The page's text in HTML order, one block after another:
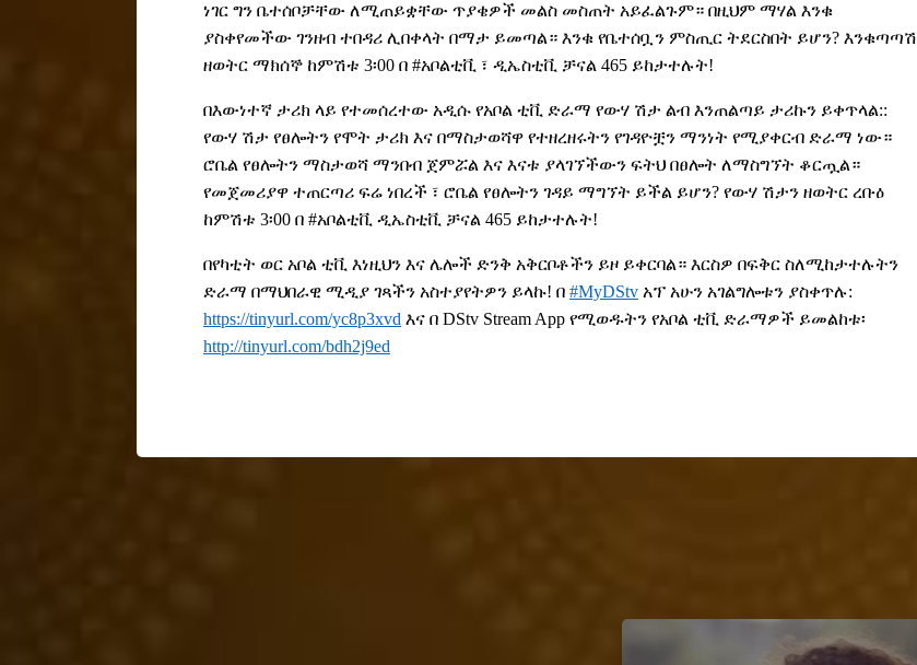
ነገር ግን ቤተሰቦቻቸው ለሚጠይቋቸው ጥያቄዎች መልስ መስጠት አይፈልጉም። በዚህም ማሃል እንቁ
ያስቀየመችው ገንዘብ ተበዳሪ ሊበቀላት በማታ ይመጣል። እንቁ የቤተሰቧን ምስጢር ትደርስበት ይሆን? እንቁጣጣሽ
ዘወትር ማክሰኞ ከምሽቱ 3፡00 በ #አቦልቲቪ ፣ ዲኤስቲቪ ቻናል 465 ይከታተሉት!
በእውነተኛ ታሪክ ላይ የተመሰረተው አዲሱ የአቦል ቲቪ ድራማ የውሃ ሽታ ልብ እንጠልጣይ ታሪኩን ይቀጥላል::
የውሃ ሽታ የፀሎትን የሞት ታሪክ እና በማስታወሻዋ የተዘረዘሩትን የገዳዮቿን ማንነት የሚያቀርብ ድራማ ነው።
ሮቤል የፀሎትን ማስታወሻ ማንበብ ጀምሯል እና እናቱ ያላገኘችውን ፍትህ በፀሎት ለማስግኘት ቆርጧል።
የመጀመሪያዋ ተጠርጣሪ ፍሬ ነበረች ፣ ሮቤል የፀሎትን ገዳይ ማግኘት ይችል ይሆን? የውሃ ሽታን ዘወትር ረቡዕ
ከምሽቱ 3፡00 በ #አቦልቲቪ ዲኤስቲቪ ቻናል 465 ይከታተሉት!
በየካቲት ወር አቦል ቲቪ እነዚህን እና ሌሎች ድንቅ አቅርቦቶችን ይዞ ይቀርባል። እርስዎ በፍቅር ስለሚከታተሉትን
ድራማ በማህበራዊ ሚዲያ ገጻችን አስተያየትዎን ይላኩ! በ #MyDStv አፕ አሁን አገልግሎቱን ያስቀጥሉ:
https://tinyurl.com/yc8p3xvd እና በ DStv Stream App የሚወዱትን የአቦል ቲቪ ድራማዎች ይመልከቱ፡
http://tinyurl.com/bdh2j9ed